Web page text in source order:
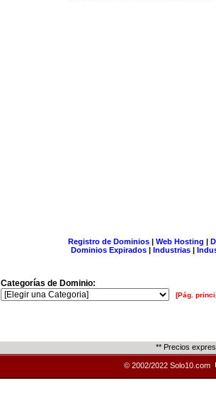
Registro de Dominios| Web Hosting |
Dominios Expirados | Industrias |
Categorías de Dominio:
[Pág.
** Precios
© 2002/2022 Solo10.com